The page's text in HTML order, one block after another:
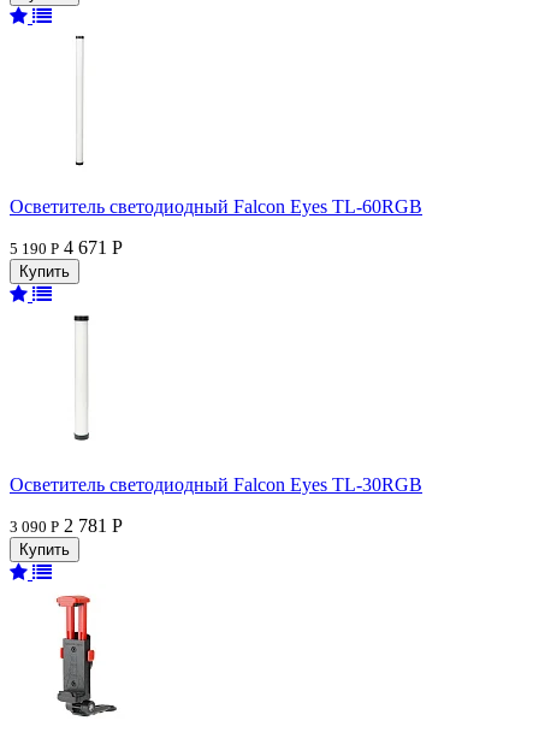
Осветитель светодиодный Falcon Eyes TL-60RGB
5 190 Р 4 671 Р
Осветитель светодиодный Falcon Eyes TL-30RGB
3 090 Р 2 781 Р